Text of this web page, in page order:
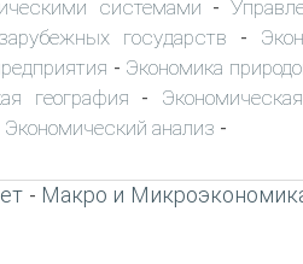
системами -
государств -
- Экономика
география -
Экономический анализ -
- Макро и